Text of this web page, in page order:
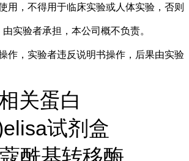
用，不得用于临床实验或人 体实验，否则
实验者承担，本公司概不负责。
作，实验者违反说明书操作，后果由实验
关蛋白
试剂盒
酰基转移酶